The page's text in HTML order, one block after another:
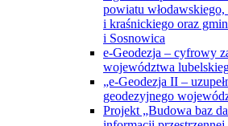
e-Geodezja – cyfrowy
województwa
„e-Geodezja II –
geodezyjnego
Projekt „Budowa baz
informacji
Projekt „e-powiat
elektronicznych usług